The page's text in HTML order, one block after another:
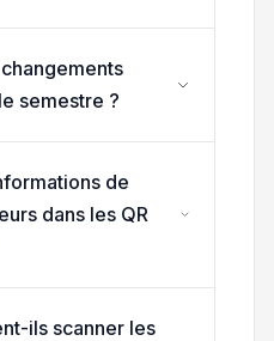
semestre ?
de
dans les QR
ils scanner les